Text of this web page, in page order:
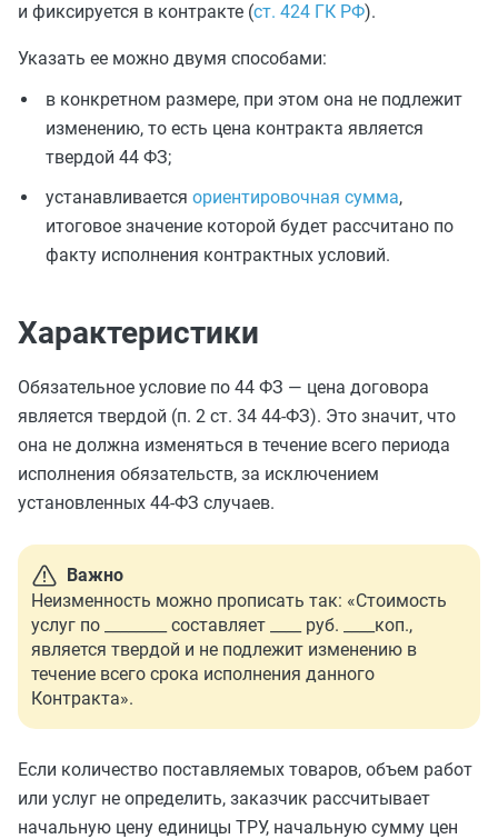
и фиксируется в контракте (ст. 424 ГК РФ).
Указать ее можно двумя способами:
в конкретном размере, при этом она не подлежит
изменению, то есть цена контракта является
твердой 44 ФЗ;
устанавливается ориентировочная сумма,
итоговое значение которой будет рассчитано по
факту исполнения контрактных условий.
Характеристики
Обязательное условие по 44 ФЗ — цена договора
является твердой (п. 2 ст. 34 44-ФЗ). Это значит, что
она не должна изменяться в течение всего периода
исполнения обязательств, за исключением
установленных 44-ФЗ случаев.
Важно
Неизменность можно прописать так: «Стоимость
услуг по ________ составляет ____ руб. ____коп.,
является твердой и не подлежит изменению в
течение всего срока исполнения данного
Контракта».
Если количество поставляемых товаров, объем работ
или услуг не определить, заказчик рассчитывает
начальную цену единицы ТРУ, начальную сумму цен